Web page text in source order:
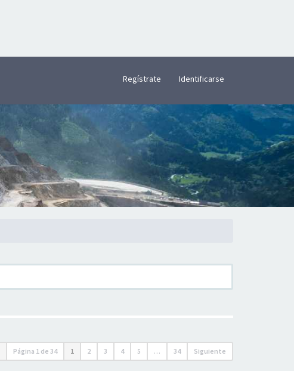
Regístrate Identificarse
Página 1 de 34 1 2 3 4 5 … 34 Siguiente